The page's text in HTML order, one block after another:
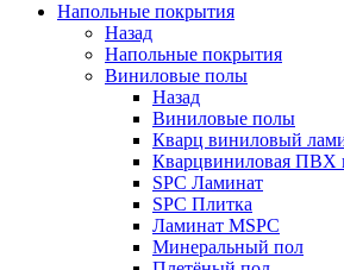
Напольные покрытия
Назад
Напольные покрытия
Виниловые полы
Назад
Виниловые полы
Кварц виниловый
Кварцвиниловая ПВХ
SPC Ламинат
SPC Плитка
Ламинат MSPC
Минеральный пол